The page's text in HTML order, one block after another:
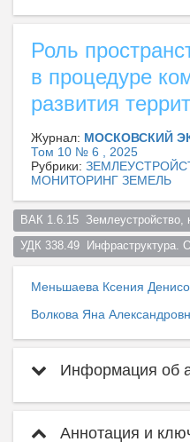
Роль
в процедуре
развития
Журнал: МОСКОВСКИЙ
Том 10 № 6 , 2025
Рубрики:
МОНИТОРИНГ ЗЕМЕЛЬ
ВАК 1.6.15  Землеустройство,
УДК 338.49  Инфраструктура.
Меньшаева Ксения
Волкова Яна
Информация об
Аннотация и